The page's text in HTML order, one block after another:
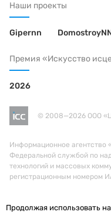
Наши проекты
Gipernn
Премия «Искусство
2026
© 2008—2026 ООО
Информационное агентство
Федеральной службой по
технологий и массовых
регистрационным номером
Продолжая использовать